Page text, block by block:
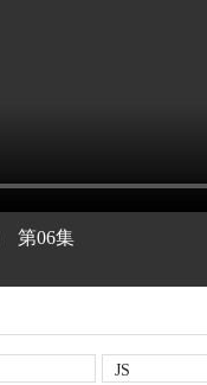
第06集
JS